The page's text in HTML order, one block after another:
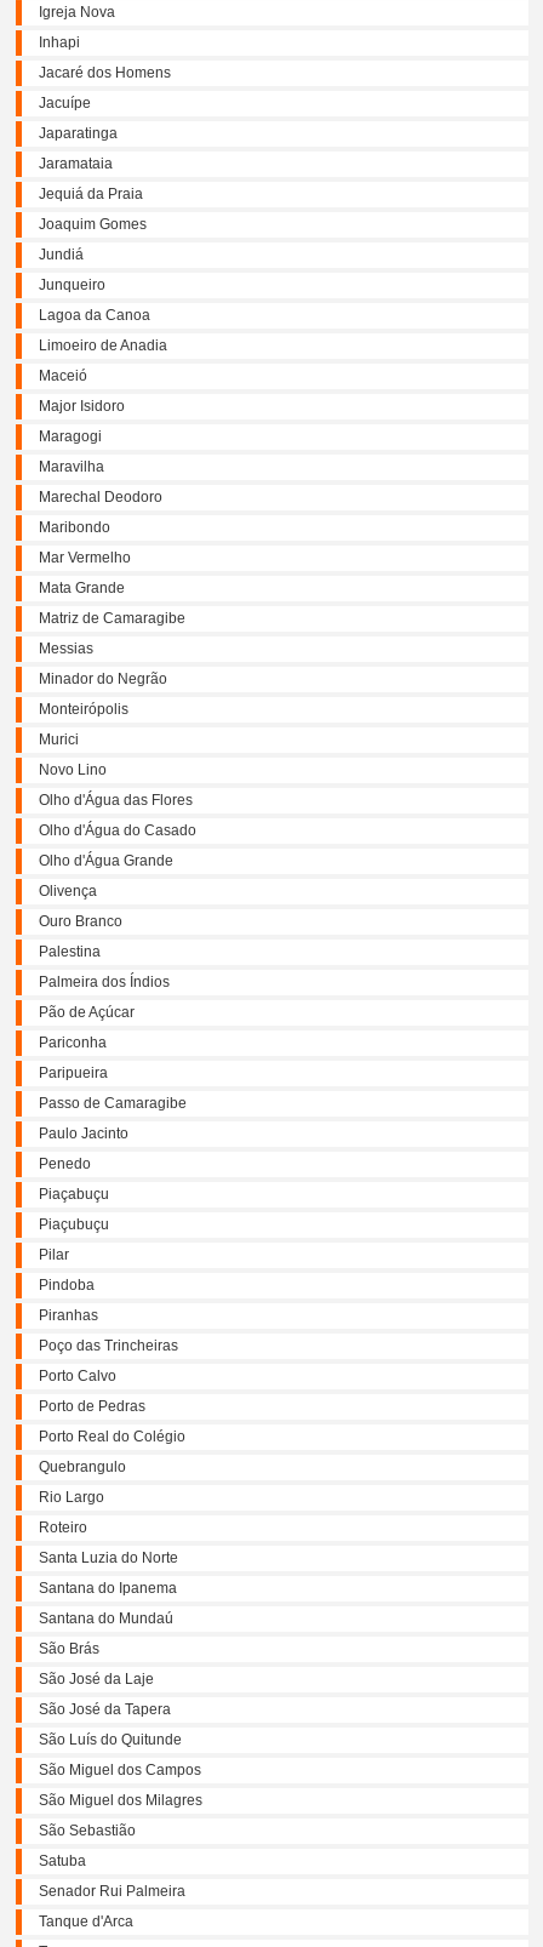
Igreja Nova
Inhapi
Jacaré dos Homens
Jacuípe
Japaratinga
Jaramataia
Jequiá da Praia
Joaquim Gomes
Jundiá
Junqueiro
Lagoa da Canoa
Limoeiro de Anadia
Maceió
Major Isidoro
Maragogi
Maravilha
Marechal Deodoro
Maribondo
Mar Vermelho
Mata Grande
Matriz de Camaragibe
Messias
Minador do Negrão
Monteirópolis
Murici
Novo Lino
Olho d'Água das Flores
Olho d'Água do Casado
Olho d'Água Grande
Olivença
Ouro Branco
Palestina
Palmeira dos Índios
Pão de Açúcar
Pariconha
Paripueira
Passo de Camaragibe
Paulo Jacinto
Penedo
Piaçabuçu
Piaçubuçu
Pilar
Pindoba
Piranhas
Poço das Trincheiras
Porto Calvo
Porto de Pedras
Porto Real do Colégio
Quebrangulo
Rio Largo
Roteiro
Santa Luzia do Norte
Santana do Ipanema
Santana do Mundaú
São Brás
São José da Laje
São José da Tapera
São Luís do Quitunde
São Miguel dos Campos
São Miguel dos Milagres
São Sebastião
Satuba
Senador Rui Palmeira
Tanque d'Arca